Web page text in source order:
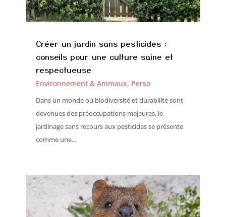
Créer un jardin sans pesticides :
conseils pour une culture saine et
respectueuse
Environnement & Animaux, Perso
Dans un monde où biodiversité et durabilité sont
devenues des préoccupations majeures, le
jardinage sans recours aux pesticides se présente
comme une...